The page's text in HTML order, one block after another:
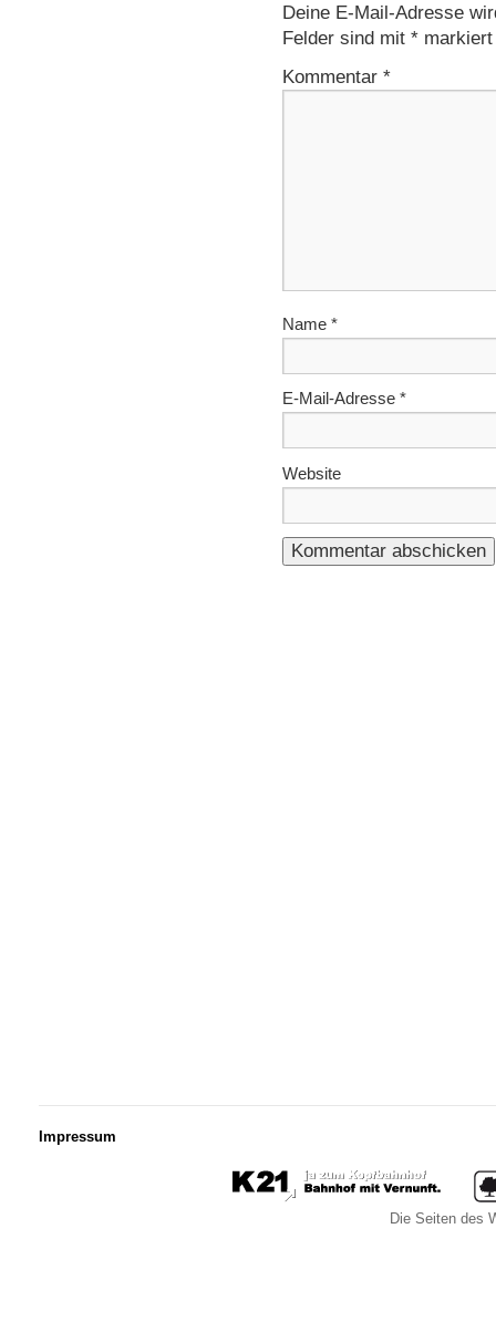
Deine E-Mail-Adresse
Felder sind mit * markiert
Kommentar *
Name *
E-Mail-Adresse *
Website
Impressum
Die Seiten des